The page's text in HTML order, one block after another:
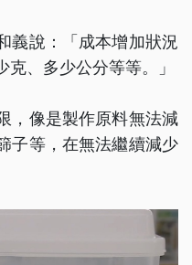
義說：「成本增加狀況
、多少公分等等。」
，像是製作原料無法減
子等，在無法繼續減少